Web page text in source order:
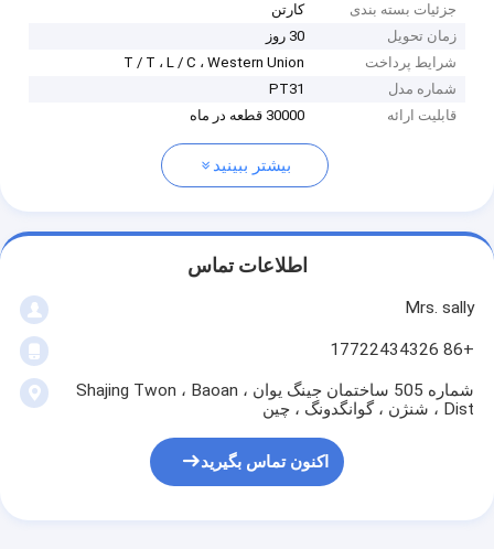
جزئیات بسته بندی
کارتن
زمان تحویل
30 روز
شرایط پرداخت
T / T ، L / C ، Western Union
شماره مدل
PT31
قابلیت ارائه
30000 قطعه در ماه
بیشتر ببینید
اطلاعات تماس
Mrs. sally
+86 17722434326
شماره 505 ساختمان جینگ یوان ، Shajing Twon ، Baoan
Dist ، شنژن ، گوانگدونگ ، چین
اکنون تماس بگیرید